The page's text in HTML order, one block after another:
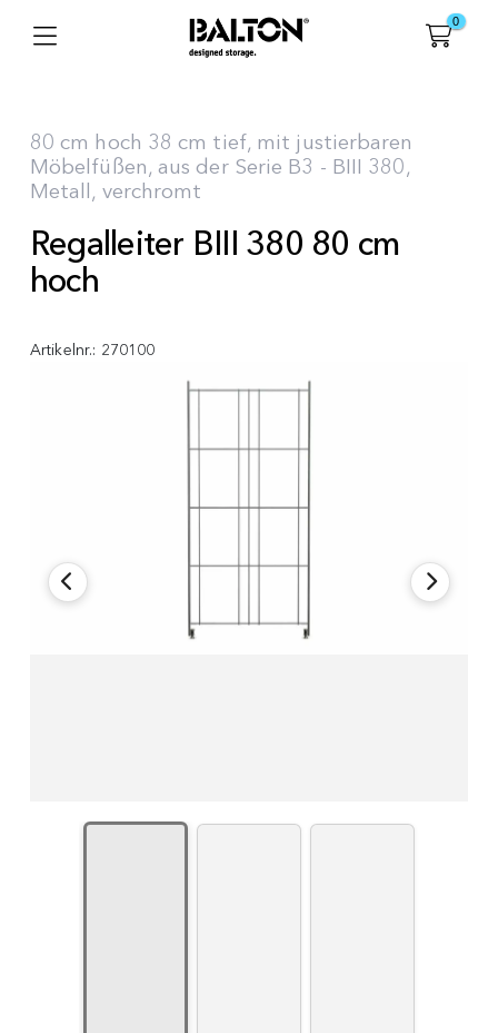
0
Regal Art.Nr. 906201 - 80 x 48 x 38 cm
80 cm hoch 38 cm tief, mit justierbaren
Möbelfüßen, aus der Serie B3 - BIII 380,
Metall, verchromt
Regalleiter BIII 380 80 cm
hoch
Artikelnr.: 270100